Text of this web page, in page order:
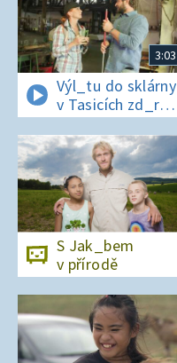
3:03
Výl_tu do sklárny
v Tasicích zd_r
a Čern_bílovi
zm_r!
S Jak_bem
v přírodě